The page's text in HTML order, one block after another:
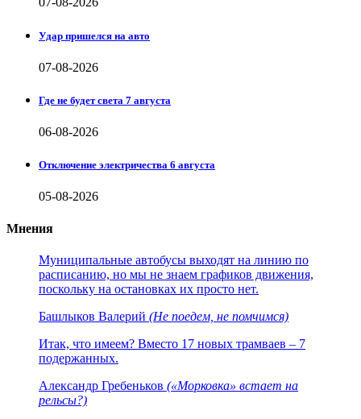
Удар пришелся на авто
07-08-2026
Где не будет света 7 августа
06-08-2026
Отключение электричества 6 августа
05-08-2026
Мнения
Муниципальные автобусы выходят на линию по
расписанию, но мы не знаем графиков движения,
поскольку на остановках их просто нет.
Башлыков Валерий (Не поедем, не помчимся)
Итак, что имеем? Вместо 17 новых трамваев – 7
подержанных.
Александр Гребеньков («Морковка» встает на
рельсы?)